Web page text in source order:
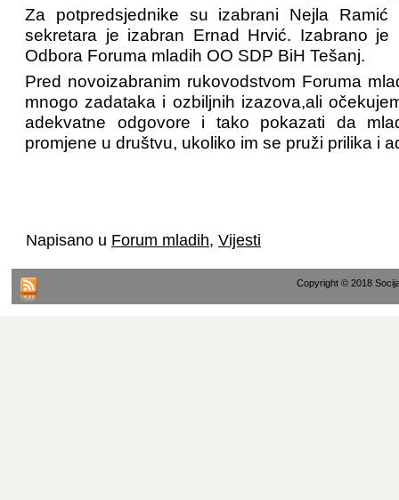
Za potpredsjednike su izabrani Nejla
sekretara je izabran Ernad Hrvić. Izabrano
Odbora Foruma mladih OO SDP BiH Tešanj.
Pred novoizabranim rukovodstvom Foruma
mnogo zadataka i ozbiljnih izazova,ali
adekvatne odgovore i tako pokazati da
promjene u društvu, ukoliko im se pruži prilika i
Napisano u Forum mladih, Vijesti
Copyright © 2018